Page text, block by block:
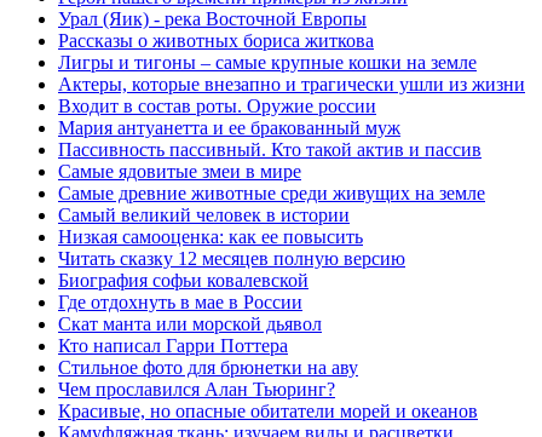
Урал (Яик) - река Восточной Европы
Рассказы о животных бориса житкова
Лигры и тигоны – самые крупные кошки на земле
Актеры, которые внезапно и трагически ушли из жизни
Входит в состав роты. Оружие россии
Мария антуанетта и ее бракованный муж
Пассивность пассивный. Кто такой актив и пассив
Самые ядовитые змеи в мире
Самые древние животные среди живущих на земле
Самый великий человек в истории
Низкая самооценка: как ее повысить
Читать сказку 12 месяцев полную версию
Биография софьи ковалевской
Где отдохнуть в мае в России
Скат манта или морской дьявол
Кто написал Гарри Поттера
Стильное фото для брюнетки на аву
Чем прославился Алан Тьюринг?
Красивые, но опасные обитатели морей и океанов
Камуфляжная ткань: изучаем виды и расцветки